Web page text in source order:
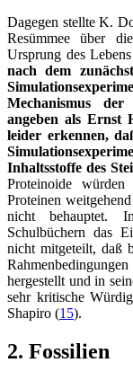
Dagegen stellte K.
Resümmee über
Ursprung des
nach dem
Mechanismus
angeben als Ernst
leider erkennen,
Inhaltsstoffe des
Proteinoide
Proteinen
nicht behauptet.
Schulbüchern das
nicht mitgeteilt, daß
hergestellt und in
sehr kritische
Shapiro (15).
2. Fossilien